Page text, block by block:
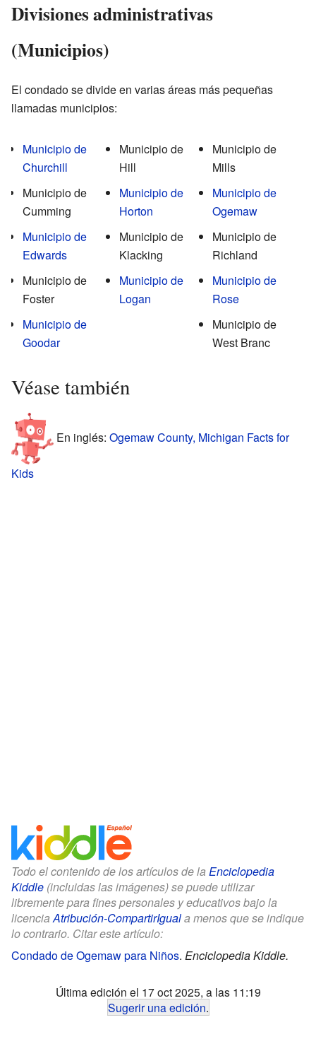
Divisiones administrativas
(Municipios)
El condado se divide en varias áreas más pequeñas
llamadas municipios:
Municipio de
Churchill
Municipio de
Cumming
Municipio de
Edwards
Municipio de
Foster
Municipio de
Goodar
Municipio de
Hill
Municipio de
Horton
Municipio de
Klacking
Municipio de
Logan
Municipio de
Mills
Municipio de
Ogemaw
Municipio de
Richland
Municipio de
Rose
Municipio de
West Branc
Véase también
En inglés: Ogemaw County, Michigan Facts for
Kids
Todo el contenido de los artículos de la Enciclopedia
Kiddle (incluidas las imágenes) se puede utilizar
libremente para fines personales y educativos bajo la
licenciaAtribución-CompartirIguala menos que se indique
lo contrario. Citar este artículo:
Condado de Ogemaw para Niños. Enciclopedia Kiddle.
Última edición el 17 oct 2025, a las 11:19
Sugerir una edición.